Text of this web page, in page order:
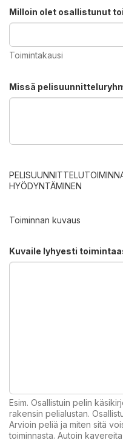
Milloin olet osallistunut
Toimintakausi
Missä
HYÖDYNTÄMINEN
Toiminnan kuvaus
Kuvaile lyhyesti
Esim. Osallistuin pelin
rakensin pelialustan.
Arvioin peliä ja miten sitä
toiminnasta. Autoin